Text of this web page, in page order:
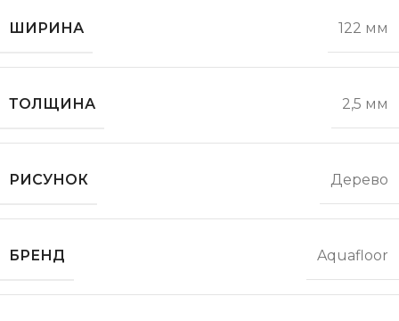
ШИРИНА 122 мм
ТОЛЩИНА 2,5 мм
РИСУНОК Дерево
БРЕНД Aquafloor